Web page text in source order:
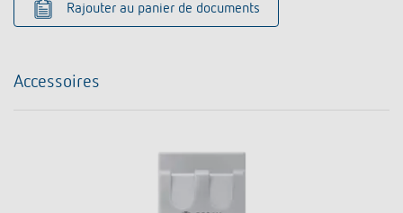
Rajouter au panier de documents
Accessoires